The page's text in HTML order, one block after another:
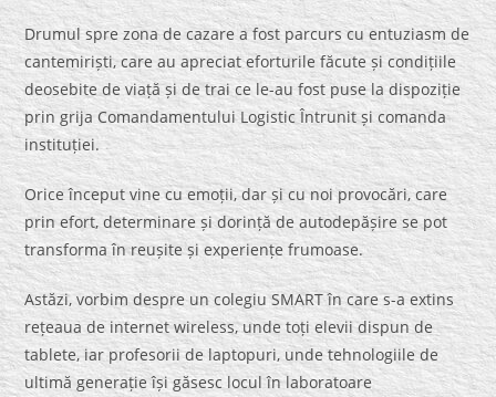
Drumul spre zona de cazare a fost parcurs cu entuziasm de
cantemiriști, care au apreciat eforturile făcute și condițiile
deosebite de viață și de trai ce le-au fost puse la dispoziție
prin grija Comandamentului Logistic Întrunit și comanda
instituției.
Orice început vine cu emoții, dar și cu noi provocări, care
prin efort, determinare și dorință de autodepășire se pot
transforma în reușite și experiențe frumoase.
Astăzi, vorbim despre un colegiu SMART în care s-a extins
rețeaua de internet wireless, unde toți elevii dispun de
tablete, iar profesorii de laptopuri, unde tehnologiile de
ultimă generație își găsesc locul în laboratoare